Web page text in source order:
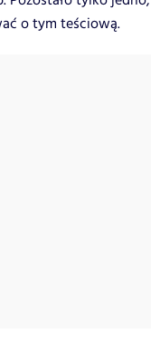
o tym teściową.